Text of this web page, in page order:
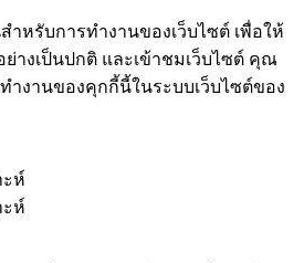
ำหรับการทำงานของเว็บไซต์ เพื่อให้
างเป็นปกติ และเข้าชมเว็บไซต์ คุณ
ำงานของคุกกี้นี้ในระบบเว็บไซต์ของ
ะห์
ะห์